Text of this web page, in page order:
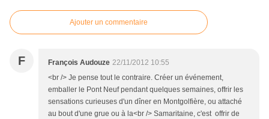
Ajouter un commentaire
F François Audouze 22/11/2012 10:55
<br /> Je pense tout le contraire. Créer un événement,
emballer le Pont Neuf pendant quelques semaines, offrir les
sensations curieuses d'un dîner en Montgolfière, ou attaché
au bout d'une grue ou à la<br /> Samaritaine, c'est offrir de